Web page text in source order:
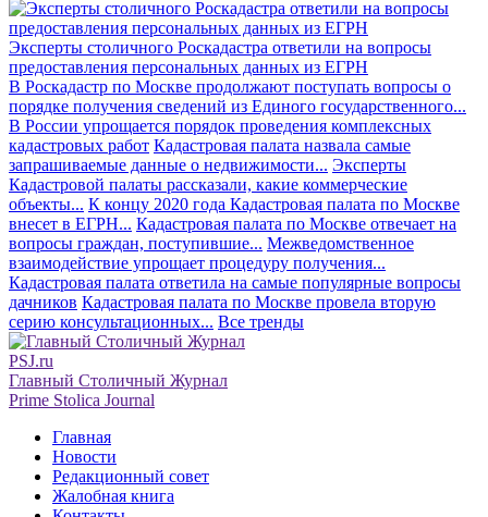
Эксперты столичного Роскадастра ответили на вопросы
предоставления персональных данных из ЕГРН
В Роскадастр по Москве продолжают поступать вопросы о
порядке получения сведений из Единого государственного...
В России упрощается порядок проведения комплексных
кадастровых работ Кадастровая палата назвала самые
запрашиваемые данные о недвижимости... Эксперты
Кадастровой палаты рассказали, какие коммерческие
объекты... К концу 2020 года Кадастровая палата по Москве
внесет в ЕГРН... Кадастровая палата по Москве отвечает на
вопросы граждан, поступившие... Межведомственное
взаимодействие упрощает процедуру получения...
Кадастровая палата ответила на самые популярные вопросы
дачников Кадастровая палата по Москве провела вторую
серию консультационных... Все тренды
PSJ.ru
Главный Столичный Журнал
Prime Stolica Journal
Главная
Новости
Редакционный совет
Жалобная книга